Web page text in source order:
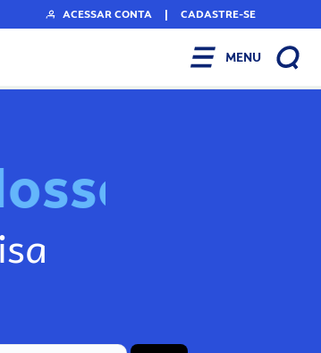
ACESSAR CONTA | CADASTRE-SE
MENU
osso